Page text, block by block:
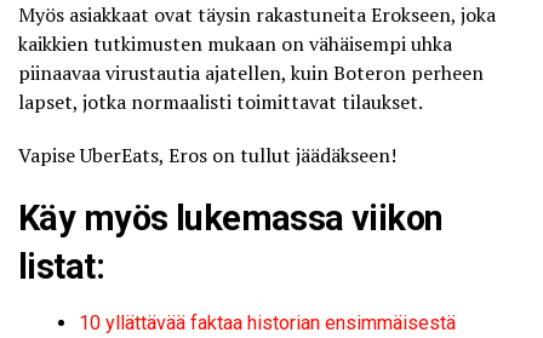
Myös asiakkaat ovat täysin rakastuneita Erokseen, joka
kaikkien tutkimusten mukaan on vähäisempi uhka
piinaavaa virustautia ajatellen, kuin Boteron perheen
lapset, jotka normaalisti toimittavat tilaukset.
Vapise UberEats, Eros on tullut jäädäkseen!
Käy myös lukemassa viikon
listat:
10 yllättävää faktaa historian ensimmäisestä